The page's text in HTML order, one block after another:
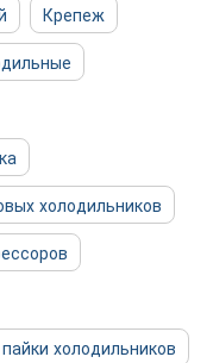
Крепеж
холодильников
холодильников